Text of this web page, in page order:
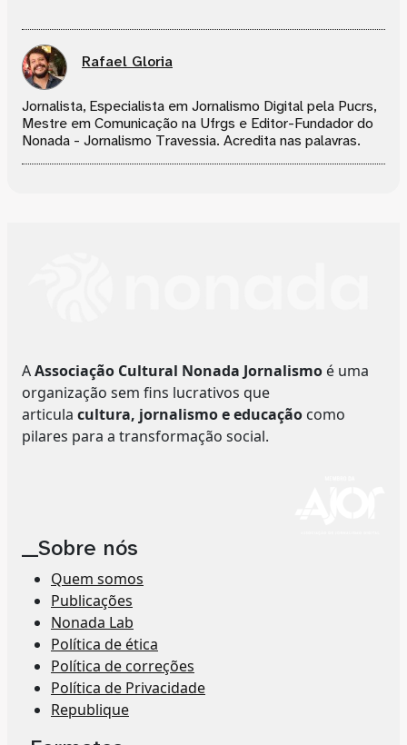
Rafael Gloria
Jornalista, Especialista em Jornalismo Digital pela Pucrs,
Mestre em Comunicação na Ufrgs e Editor-Fundador do
Nonada - Jornalismo Travessia. Acredita nas palavras.
AAssociação Cultural Nonada Jornalismo é uma
organização sem fins lucrativos que
articula cultura, jornalismo e educação como
pilares para a transformação social.
__Sobre nós
Quem somos
Publicações
Nonada Lab
Política de ética
Política de correções
Política de Privacidade
Republique